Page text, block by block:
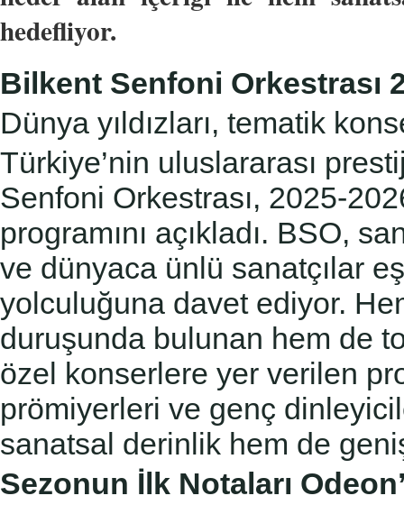
hedefliyor.
Bilkent Senfoni Orkestrası
Dünya yıldızları, tematik
Türkiye’nin uluslararası
Senfoni Orkestrası, 2025-
programını açıkladı. BSO,
ve dünyaca ünlü sanatçılar
yolculuğuna davet ediyor.
duruşunda bulunan hem de
özel konserlere yer verilen
prömiyerleri ve genç
sanatsal derinlik hem de
Sezonun İlk Notaları